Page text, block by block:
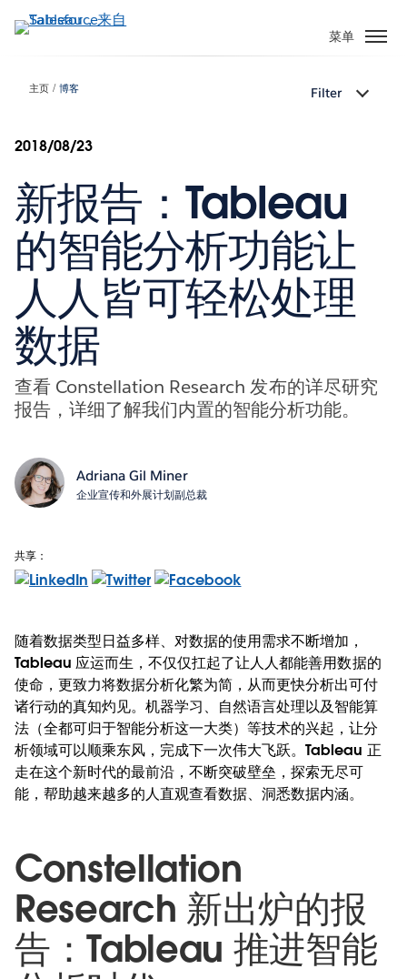
转
容
菜单
主页 博客 Filter
2018/08/23
新报告：Tableau
的智能分析功能让
人人皆可轻松处理
数据
查看 Constellation Research 发布的详尽研究
报告，详细了解我们内置的智能分析功能。
Adriana Gil Miner
企业宣传和外展计划副总裁
共享：
随着数据类型日益多样、对数据的使用需求不断增加，
Tableau 应运而生，不仅仅扛起了让人人都能善用数据的
使命，更致力将数据分析化繁为简，从而更快分析出可付
诸行动的真知灼见。机器学习、自然语言处理以及智能算
法（全都可归于智能分析这一大类）等技术的兴起，让分
析领域可以顺乘东风，完成下一次伟大飞跃。Tableau 正
走在这个新时代的最前沿，不断突破壁垒，探索无尽可
能，帮助越来越多的人直观查看数据、洞悉数据内涵。
Constellation
Research 新出炉的报
告：Tableau 推进智能